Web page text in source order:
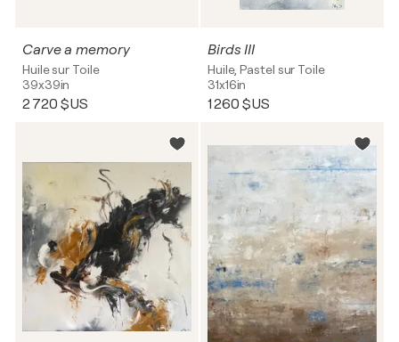
Carve a memory
Huile sur Toile
39x39in
2 720 $US
Birds III
Huile, Pastel sur Toile
31x16in
1 260 $US